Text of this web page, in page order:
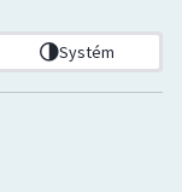
Systém